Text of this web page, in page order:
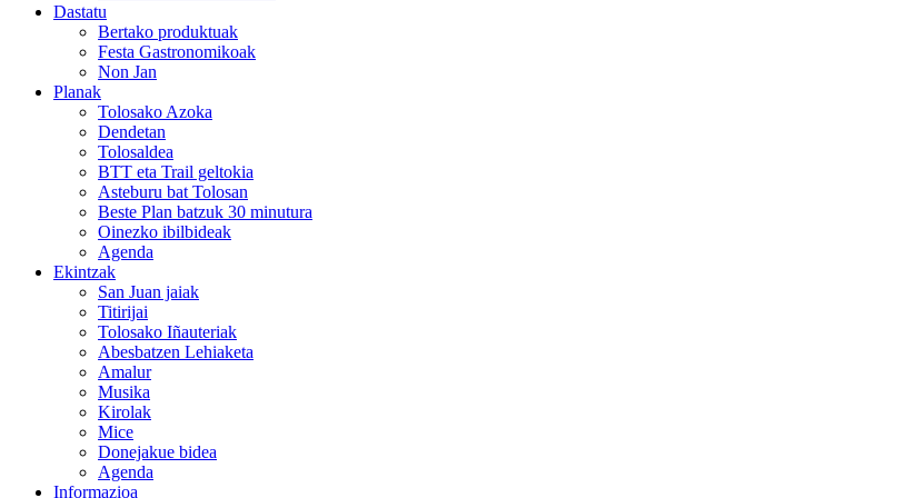
Dastatu
Bertako produktuak
Festa Gastronomikoak
Non Jan
Planak
Tolosako Azoka
Dendetan
Tolosaldea
BTT eta Trail geltokia
Asteburu bat Tolosan
Beste Plan batzuk 30 minutura
Oinezko ibilbideak
Agenda
Ekintzak
San Juan jaiak
Titirijai
Tolosako Iñauteriak
Abesbatzen Lehiaketa
Amalur
Musika
Kirolak
Mice
Donejakue bidea
Agenda
Informazioa